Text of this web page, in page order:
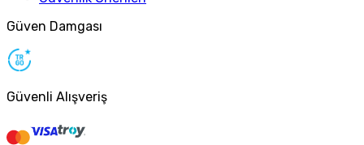
Güven Damgası
Güvenli Alışveriş